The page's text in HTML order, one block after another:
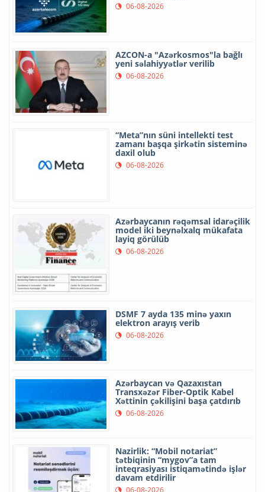
06-08-2026
AZCON-a "Azərkosmos"la bağlı
yeni səlahiyyətlər verilib
06-08-2026
“Meta”nın süni intellekti test
zamanı başqa şirkətin sisteminə
daxil olub
06-08-2026
Azərbaycanın rəqəmsal idarəçilik
model iki beynəlxalq mükafata
layiq görülüb
06-08-2026
DSMF 7 ayda 135 minə yaxın
elektron arayış verib
06-08-2026
Azərbaycan və Qazaxıstan
Transxəzər Fiber-Optik Kabel
Xəttinin çəkilişini başa çatdırıb
06-08-2026
Nazirlik: “Mobil notariat”
tətbiqinin “mygov”a tam
inteqrasiyası istiqamətində işlər
davam etdirilir